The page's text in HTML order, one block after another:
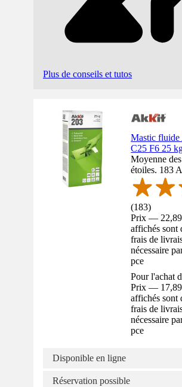
Plus de conseils et tutos
Mastic
C25 F6 25
Moyenne
étoiles. 183
(183)
Prix — 22,89
affichés sont
frais de
nécessaire
pce
Pour l'achat
Prix — 17,89
affichés sont
frais de
nécessaire
pce
Disponible en ligne
Réservation possible